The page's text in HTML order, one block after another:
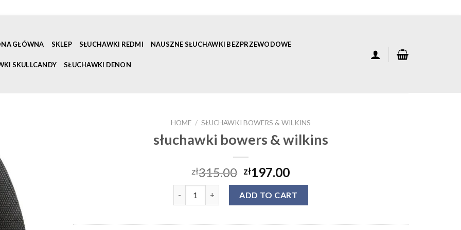
GŁÓWNA SKLEP SŁUCHAWKI REDMI NAUSZNE SŁUCHAWKI BEZPRZEWODOWE
SKULLCANDY SŁUCHAWKI DENON
HOME / SŁUCHAWKI BOWERS & WILKINS
słuchawki bowers & wilkins
zł315.00 zł197.00
ADD TO CART